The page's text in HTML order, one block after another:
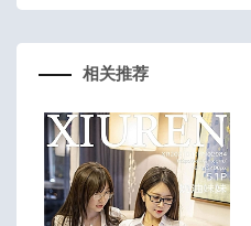
相关推荐